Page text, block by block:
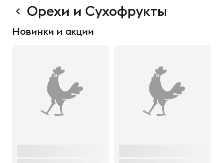
Орехи и Сухофрукты
Новинки и акции